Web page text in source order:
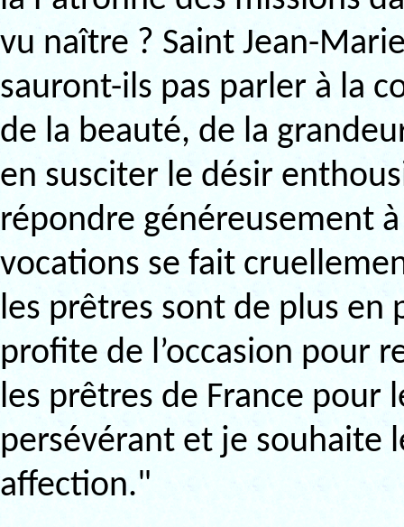
vu naître ? Saint Jean-
sauront-ils pas parler à la
de la beauté, de la
en susciter le désir
répondre généreusement
vocations se fait
les prêtres sont de plus en
profite de l’occasion pour
les prêtres de France pour
persévérant et je souhaite
affection."